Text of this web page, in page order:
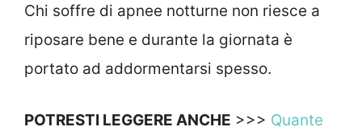
Chi soffre di apnee notturne non riesce a
riposare bene e durante la giornata è
portato ad addormentarsi spesso.
POTRESTI LEGGERE ANCHE >>> Quante